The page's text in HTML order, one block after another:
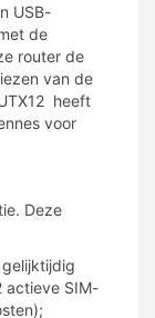
USB-
de
router de
van de
heeft
voor
Deze
actieve SIM-